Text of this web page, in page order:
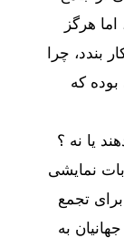
اما هرگز
بندد، چرا
بوده که
یا نه ؟
نمایشی
برای تجمع
جهانیان به